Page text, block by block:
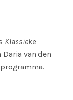
Klassieke
Daria van den